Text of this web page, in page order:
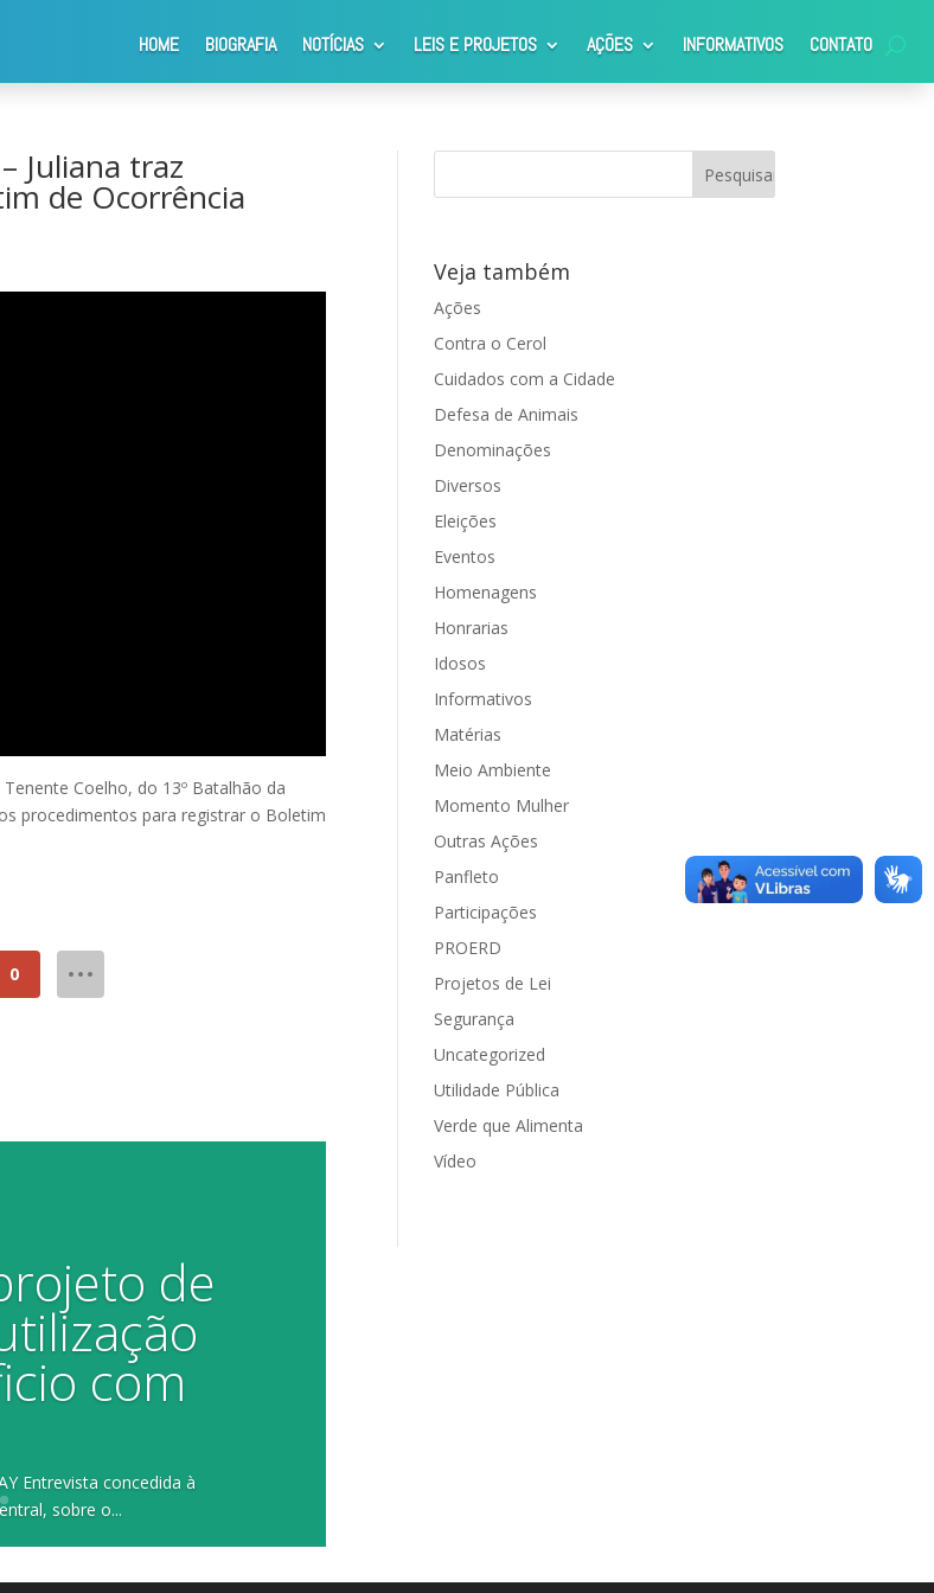
HOME BIOGRAFIA NOTÍCIAS LEIS E PROJETOS AÇÕES INFORMATIVOS CONTATO
informações sobre registro de Boletim de Ocorrência
Juliana traz
de Ocorrência
Coelho, do 13º Batalhão da
procedimentos para registrar o Boletim
0
de
com
Entrevista concedida à
sobre o...
Veja também
Ações
Contra o Cerol
Cuidados com a Cidade
Defesa de Animais
Denominações
Diversos
Eleições
Eventos
Homenagens
Honrarias
Idosos
Informativos
Matérias
Meio Ambiente
Momento Mulher
Outras Ações
Panfleto
Participações
PROERD
Projetos de Lei
Segurança
Uncategorized
Utilidade Pública
Verde que Alimenta
Vídeo